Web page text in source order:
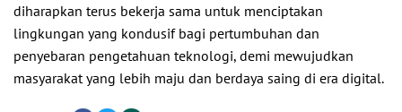
diharapkan terus bekerja sama untuk menciptakan
lingkungan yang kondusif bagi pertumbuhan dan
penyebaran pengetahuan teknologi, demi mewujudkan
masyarakat yang lebih maju dan berdaya saing di era digital.